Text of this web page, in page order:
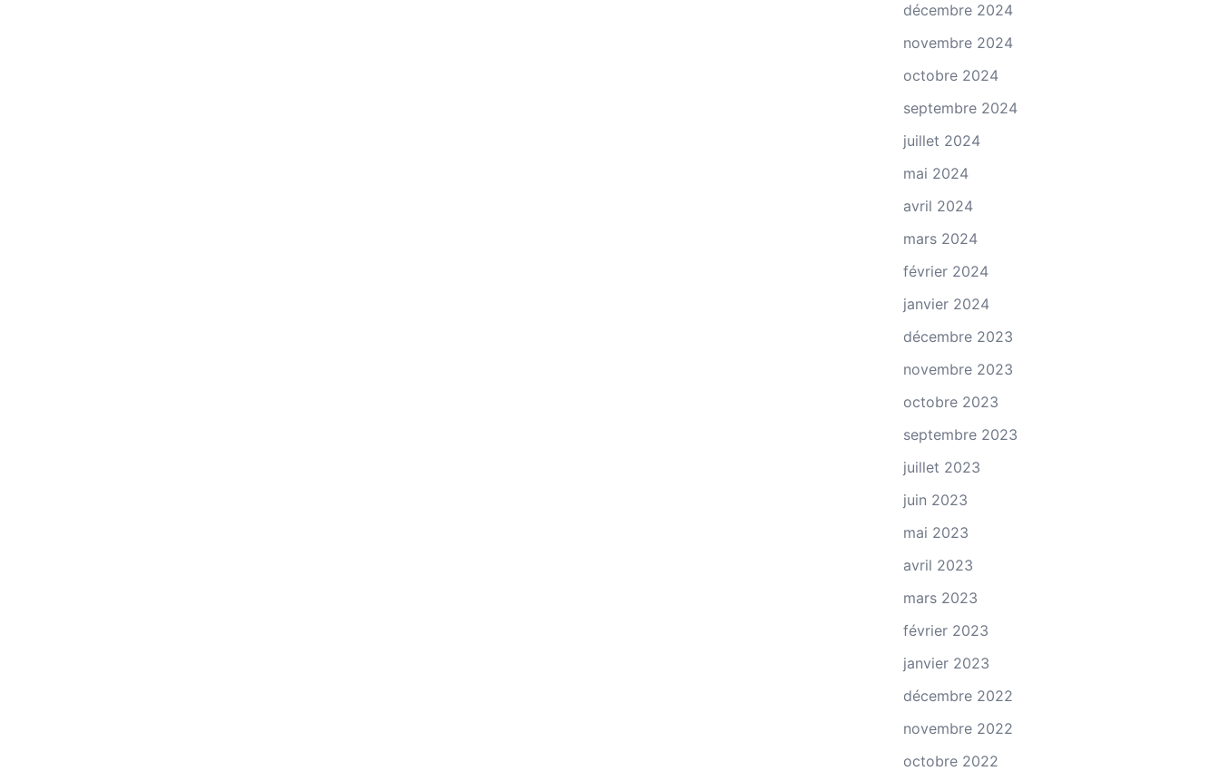
décembre 2024
novembre 2024
octobre 2024
septembre 2024
juillet 2024
mai 2024
avril 2024
mars 2024
février 2024
janvier 2024
décembre 2023
novembre 2023
octobre 2023
septembre 2023
juillet 2023
juin 2023
mai 2023
avril 2023
mars 2023
février 2023
janvier 2023
décembre 2022
novembre 2022
octobre 2022